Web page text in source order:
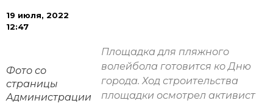
19 июля, 2022
12:47
Фото со
страницы
Администрации
Площадка для пляжного
волейбола готовится ко Дню
города. Ход строительства
площадки осмотрел активист